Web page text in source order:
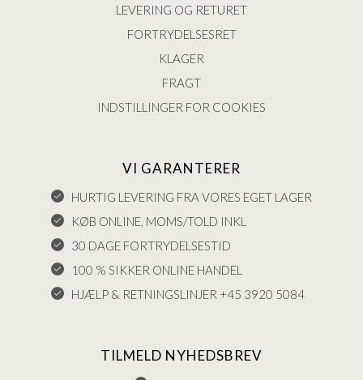
LEVERING OG RETURET
FORTRYDELSESRET
KLAGER
FRAGT
INDSTILLINGER FOR COOKIES
VI GARANTERER
HURTIG LEVERING FRA VORES EGET LAGER
KØB ONLINE, MOMS/TOLD INKL
30 DAGE FORTRYDELSESTID
100 % SIKKER ONLINE HANDEL
HJÆLP & RETNINGSLINJER +45 3920 5084
TILMELD NYHEDSBREV